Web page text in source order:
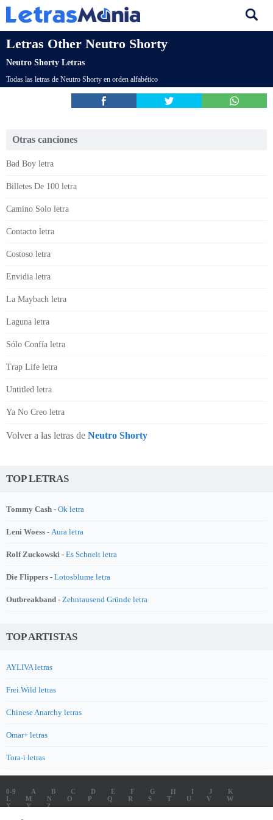
Letras Other Neutro Shorty
Neutro Shorty Letras
Todas las letras de Neutro Shorty en orden alfabético
Otras canciones
Bad Boy letra
Billetes De 100 letra
Camino Solo letra
Contacto letra
Costoso letra
Envidia letra
La Maybach letra
Laguna letra
Sólo Confía letra
Trap Life letra
Untitled letra
Ya No Creo letra
Volver a las letras de Neutro Shorty
TOP LETRAS
Tommy Cash - Ok letra
Leni Woess - Aura letra
Rolf Zuckowski - Es Schneit letra
Die Flippers - Lotosblume letra
Outbreakband - Zehntausend Gründe letra
TOP ARTISTAS
AYLIVA letras
Frei.Wild letras
Chinese Anarchy letras
Omar+ letras
Tora-i letras
0-9 A B C D E F G H I J
K
L
M N O P Q R S T U V
W
X
Y
Z